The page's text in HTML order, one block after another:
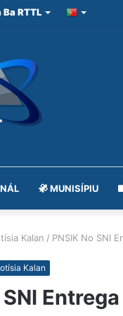
Ba RTTL
MUNISÍPIU
Kalan / PNSIK No SNI
Kalan
SNI